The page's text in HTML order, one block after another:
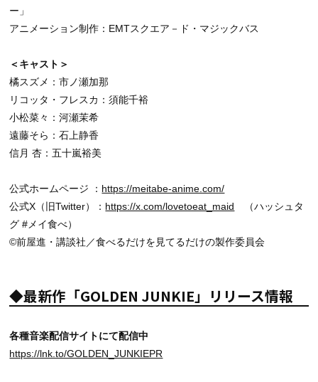
ー」
アニメーション制作：EMTスクエア－ド・マジックバス
＜キャスト＞
橘スズメ：市ノ瀬加那
リコッタ・フレスカ：須能千裕
小松菜々：河瀬茉希
遠藤そら：石上静香
信月 杏：五十嵐裕美
公式ホームページ ： https://meitabe-anime.com/
公式X（旧Twitter）： https://x.com/lovetoeat_maid （ハッシュタ
グ #メイ食べ）
©前屋進・講談社／食べるだけを見てるだけの製作委員会
◆最新作「GOLDEN JUNKIE」リリース情報
各種音楽配信サイトにて配信中
https://lnk.to/GOLDEN_JUNKIEPR